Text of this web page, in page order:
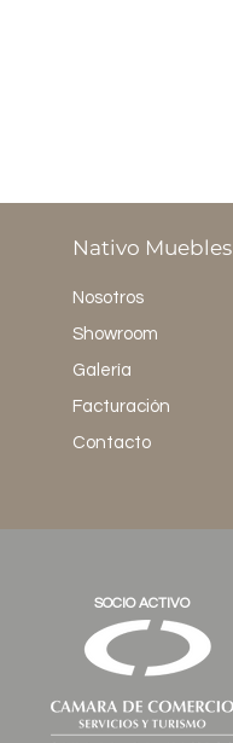
Nativo Muebles
Nosotros
Showroom
Galería
Facturación
Contacto
SOCIO ACTIVO